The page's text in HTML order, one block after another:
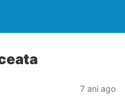
7 ani ago